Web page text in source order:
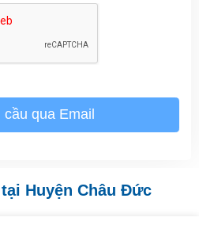
qua Email
Huyện Châu Đức